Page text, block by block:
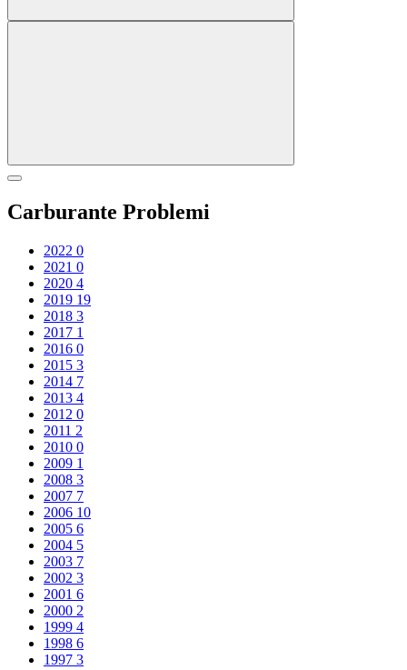
Carburante Problemi
2022 0
2021 0
2020 4
2019 19
2018 3
2017 1
2016 0
2015 3
2014 7
2013 4
2012 0
2011 2
2010 0
2009 1
2008 3
2007 7
2006 10
2005 6
2004 5
2003 7
2002 3
2001 6
2000 2
1999 4
1998 6
1997 3